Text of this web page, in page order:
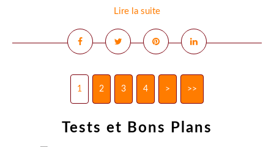
Lire la suite
1 2 3 4 > >>
Tests et Bons Plans